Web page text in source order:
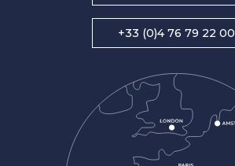
+33 (0)4 76 79 22 00